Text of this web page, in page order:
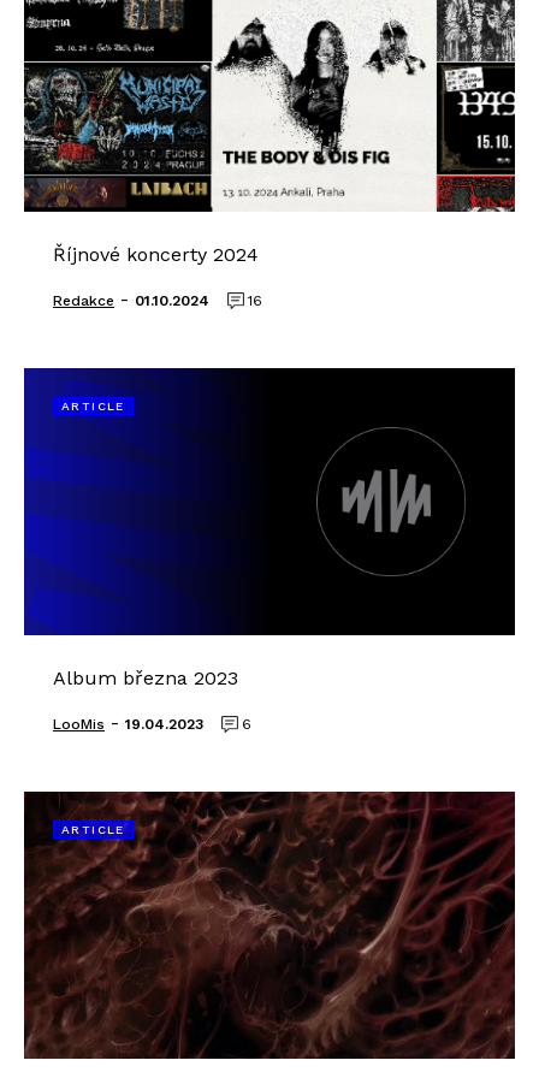
Říjnové koncerty 2024
Redakce - 01.10.2024 16
ARTICLE
Album března 2023
LooMis - 19.04.2023 6
ARTICLE